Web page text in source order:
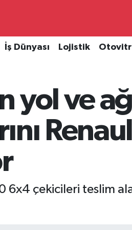
İş Dünyası Lojistik
yol ve
6x4 çekicileri teslim